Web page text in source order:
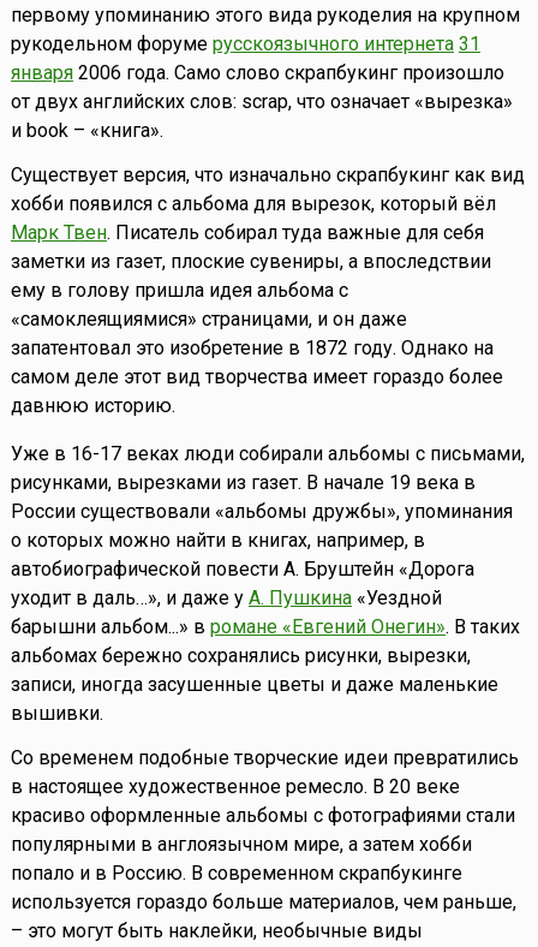
первому упоминанию этого вида рукоделия на крупном
рукодельном форуме русскоязычного интернета 31
января2006 года. Само слово скрапбукинг произошло
от двух английских слов: scrap, что означает «вырезка»
и book – «книга».
Существует версия, что изначально скрапбукинг как вид
хобби появился с альбома для вырезок, который вёл
Марк Твен. Писатель собирал туда важные для себя
заметки из газет, плоские сувениры, а впоследствии
ему в голову пришла идея альбома с
«самоклеящиямися» страницами, и он даже
запатентовал это изобретение в 1872 году. Однако на
самом деле этот вид творчества имеет гораздо более
давнюю историю.
Уже в 16-17 веках люди собирали альбомы с письмами,
рисунками, вырезками из газет. В начале 19 века в
России существовали «альбомы дружбы», упоминания
о которых можно найти в книгах, например, в
автобиографической повести А. Бруштейн «Дорога
уходит в даль…», и даже у А. Пушкина«Уездной
барышни альбом...» в романе «Евгений Онегин». В таких
альбомах бережно сохранялись рисунки, вырезки,
записи, иногда засушенные цветы и даже маленькие
вышивки.
Со временем подобные творческие идеи превратились
в настоящее художественное ремесло. В 20 веке
красиво оформленные альбомы с фотографиями стали
популярными в англоязычном мире, а затем хобби
попало и в Россию. В современном скрапбукинге
используется гораздо больше материалов, чем раньше,
– это могут быть наклейки, необычные виды